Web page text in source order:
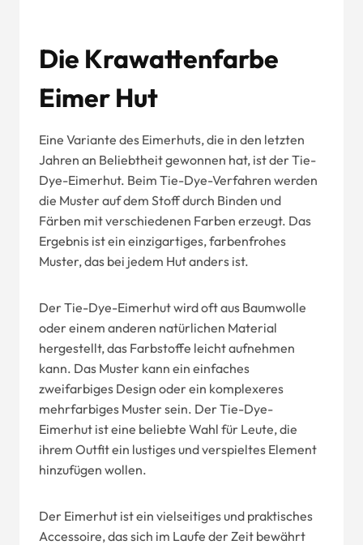
Die Krawattenfarbe
Eimer Hut
Eine Variante des Eimerhuts, die in den letzten
Jahren an Beliebtheit gewonnen hat, ist der Tie-
Dye-Eimerhut. Beim Tie-Dye-Verfahren werden
die Muster auf dem Stoff durch Binden und
Färben mit verschiedenen Farben erzeugt. Das
Ergebnis ist ein einzigartiges, farbenfrohes
Muster, das bei jedem Hut anders ist.
Der Tie-Dye-Eimerhut wird oft aus Baumwolle
oder einem anderen natürlichen Material
hergestellt, das Farbstoffe leicht aufnehmen
kann. Das Muster kann ein einfaches
zweifarbiges Design oder ein komplexeres
mehrfarbiges Muster sein. Der Tie-Dye-
Eimerhut ist eine beliebte Wahl für Leute, die
ihrem Outfit ein lustiges und verspieltes Element
hinzufügen wollen.
Der Eimerhut ist ein vielseitiges und praktisches
Accessoire, das sich im Laufe der Zeit bewährt